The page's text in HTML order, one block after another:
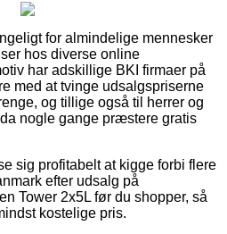
for almindelige mennesker
hos diverse online
har adskillige BKI firmaer på
med at tvinge udsalgspriserne
og tillige også til herrer og
nogle gange præstere gratis
sig profitabelt at kigge forbi flere
efter udsalg på
Tower 2x5L før du shopper, så
kostelige pris.